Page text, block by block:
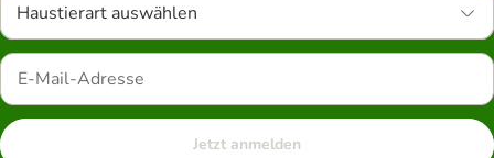
Haustierart auswählen
Jetzt anmelden